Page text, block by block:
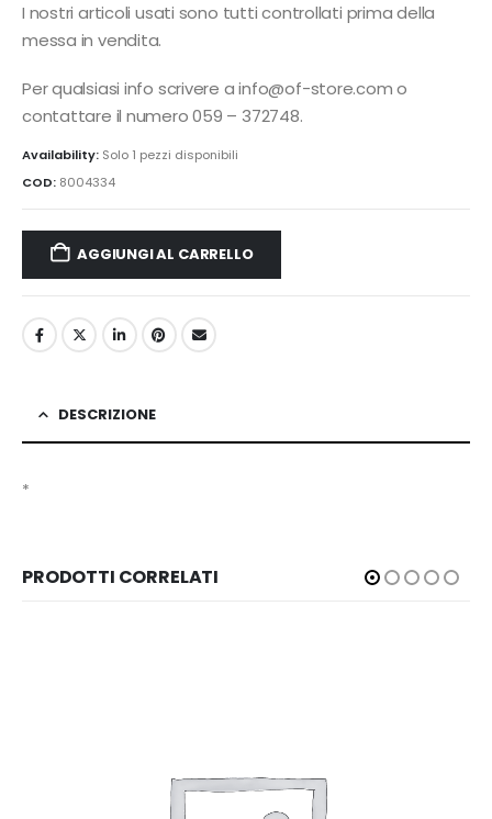
I nostri articoli usati sono tutti controllati prima della
messa in vendita.
Per qualsiasi info scrivere a info@of-store.com o
contattare il numero 059 – 372748.
Availability: Solo 1 pezzi disponibili
COD: 8004334
AGGIUNGI AL CARRELLO
DESCRIZIONE
*
PRODOTTI CORRELATI